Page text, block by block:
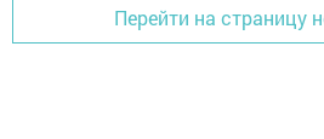
Перейти на страницу